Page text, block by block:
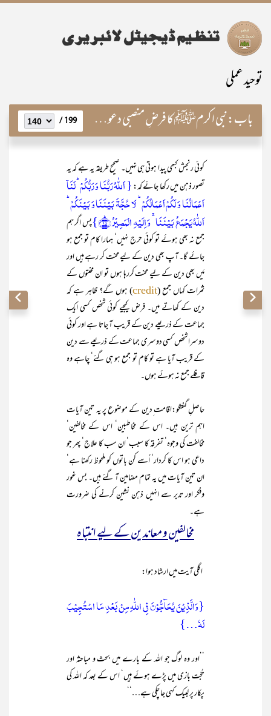
توحید عملی
باب:نبی اکرمﷺ کا فرضِ منصبی دعوت اور قیامِ عدل 199 /
کوئی رنجش کبھی پیدا ہوتی ہی نہیں۔ صحیح طریقہ یہ ہے کہ یہ
تصور ذہن میں رکھا جائے کہ:{ اَللّٰہُ رَبُّنَا وَ رَبُّکُمۡ ؕ لَنَاۤ
اَعۡمَالُنَا وَ لَکُمۡ اَعۡمَالُکُمۡ ؕ لَا حُجَّۃَ بَیۡنَنَا وَ بَیۡنَکُمۡ ؕ
اَللّٰہُ یَجۡمَعُ بَیۡنَنَا ۚ وَ اِلَیۡہِ الۡمَصِیۡرُ ﴿ؕ۱۵﴾}
پس اگر ہم
جمع نہ بھی ہوئے تو کوئی حرج نہیں‘ ہمارا کام تو جمع ہو
جائے گا۔ آپ بھی دین کے لیے محنت کر رہے ہیں اور
مَیں بھی دین کے لیے محنت کررہا ہوں تو ان محنتوں کے
ثمرات کہاں جمع (credit) ہوں گے؟ ظاہر ہے کہ
دین کے کھاتے میں۔ فرض کیجیے کوئی شخص کسی ایک
جماعت کے ذریعے دین کے قریب آ جاتا ہے اور کوئی
دوسرا شخص کسی دوسری جماعت کے ذریعے سے دین
کے قریب آیا ہے تو کام تو جمع ہو ہی گئے‘ چاہے وہ
قافلے جمع نہ ہوئے ہوں۔
حاصلِ گفتگو:اقامت ِدین کے موضوع پر یہ تین آیات
اہم ترین ہیں۔ اس کے مخاطبین‘ اس کے مخالفین‘
مخالفت کی وجوہ‘ تفرقہ کا سبب‘ ان سب کا علاج‘ پھر جو
داعی ہو اس کا کردار‘ اُسے کن باتوں کو ملحوظ رکھنا ہے‘
ان تین آیات میں یہ تمام مضامین آ گئے ہیں۔ بس غور
وفکر اور تدبر سے انہیں ذہن نشین کرنے کی ضرورت
ہے۔
مخالفین و معاندین کے لیے انتباہ
اگلی آیت میں ارشاد ہوا:
{وَالَّذِیْنَ یُحَآجُّوْنَ فِی اللّٰہِ مِنْ بَعْدِ مَا اسْتُجِیْبَ
لَہٗ…}
’’اور وہ لوگ جو اللہ کے بارے میں بحث و مباحثہ اور
حُجّت بازی میں پڑے ہوئے ہیں‘ اس کے بعد کہ اللہ کی
پکار پر لبیک کہی جا چکی ہے…‘‘